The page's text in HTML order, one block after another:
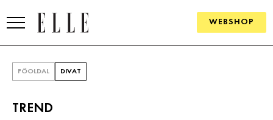
WEBSHOP
FŐOLDAL DIVAT
TREND